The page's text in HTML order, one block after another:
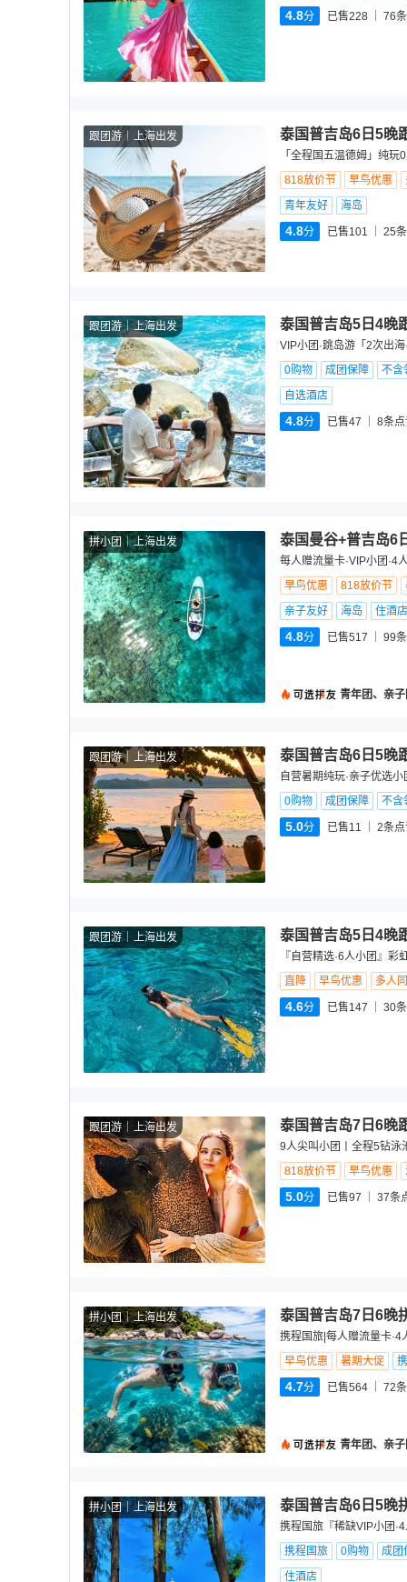
4.8分 已售228 76
跟团游 上海出发 泰国普吉岛6日5晚
「全程国五温德姆」纯
818放价节
早鸟优惠
青年友好
海岛
4.8分 已售101 25
跟团游 上海出发 泰国普吉岛5日4晚
VIP小团·跳岛游「2次出
0购物
成团保障
不含
自选酒店
4.8分 已售47 8条
拼小团 上海出发 泰国曼谷+普吉岛6
每人赠流量卡·VIP小团·4
早鸟优惠
818放价节
亲子友好
海岛 住酒店
4.8分 已售517 99
青年团、亲
跟团游 上海出发 泰国普吉岛6日5晚
自营暑期纯玩·亲子优选
0购物
成团保障 不含
5.0分 已售11 2条
跟团游 上海出发 泰国普吉岛5日4晚
『自营精选·6人小团』
直降
早鸟优惠 多人
4.6分 已售147 30
跟团游 上海出发 泰国普吉岛7日6晚
9人尖叫小团丨全程5钻泳
818放价节
早鸟优惠
5.0分 已售97 37条
拼小团 上海出发 泰国普吉岛7日6晚
携程国旅|每人赠流量卡
早鸟优惠
暑期大促
4.7分 已售564 72
青年团、亲
拼小团 上海出发 泰国普吉岛6日5晚
携程国旅『稀缺VIP小团
携程国旅
0购物
成团
住酒店